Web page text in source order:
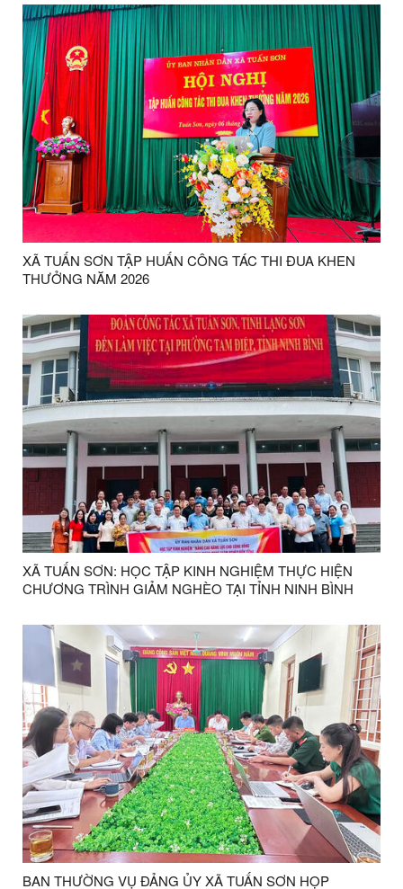
XÃ TUẤN SƠN TẬP HUẤN CÔNG TÁC THI ĐUA KHEN
THƯỞNG NĂM 2026
XÃ TUẤN SƠN: HỌC TẬP KINH NGHIỆM THỰC HIỆN
CHƯƠNG TRÌNH GIẢM NGHÈO TẠI TỈNH NINH BÌNH
BAN THƯỜNG VỤ ĐẢNG ỦY XÃ TUẤN SƠN HỌP